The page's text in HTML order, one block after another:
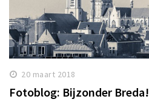
20 maart 2018
Fotoblog: Bijzonder Breda!